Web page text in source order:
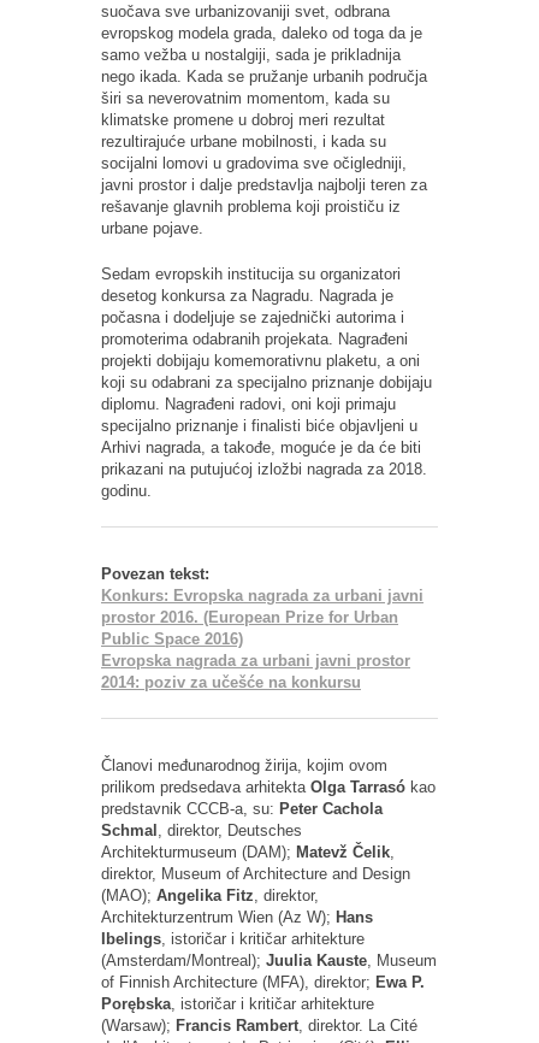
suočava sve urbanizovaniji svet, odbrana
evropskog modela grada, daleko od toga da je
samo vežba u nostalgiji, sada je prikladnija
nego ikada. Kada se pružanje urbanih područja
širi sa neverovatnim momentom, kada su
klimatske promene u dobroj meri rezultat
rezultirajuće urbane mobilnosti, i kada su
socijalni lomovi u gradovima sve očigledniji,
javni prostor i dalje predstavlja najbolji teren za
rešavanje glavnih problema koji proističu iz
urbane pojave.
Sedam evropskih institucija su organizatori
desetog konkursa za Nagradu. Nagrada je
počasna i dodeljuje se zajednički autorima i
promoterima odabranih projekata. Nagrađeni
projekti dobijaju komemorativnu plaketu, a oni
koji su odabrani za specijalno priznanje dobijaju
diplomu. Nagrađeni radovi, oni koji primaju
specijalno priznanje i finalisti biće objavljeni u
Arhivi nagrada, a takođe, moguće je da će biti
prikazani na putujućoj izložbi nagrada za 2018.
godinu.
Povezan tekst:
Konkurs: Evropska nagrada za urbani javni
prostor 2016. (European Prize for Urban
Public Space 2016)
Evropska nagrada za urbani javni prostor
2014: poziv za učešće na konkursu
Članovi međunarodnog žirija, kojim ovom
prilikom predsedava arhitekta Olga Tarrasó kao
predstavnik CCCB-a, su: Peter Cachola
Schmal , direktor, Deutsches
Architekturmuseum (DAM); Matevž Čelik
direktor, Museum of Architecture and Design
(MAO); Angelika Fitz , direktor,
Architekturzentrum Wien (Az W); Hans
Ibelings , istoričar i kritičar arhitekture
(Amsterdam/Montreal); Juulia Kauste , Museum
of Finnish Architecture (MFA), direktor; Ewa P.
Porębska , istoričar i kritičar arhitekture
(Warsaw); Francis Rambert , direktor. La Cité